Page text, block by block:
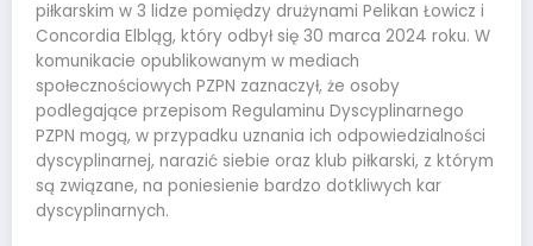
piłkarskim w 3 lidze pomiędzy drużynami Pelikan Łowicz i
Concordia Elbląg, który odbył się 30 marca 2024 roku. W
komunikacie opublikowanym w mediach
społecznościowych PZPN zaznaczył, że osoby
podlegające przepisom Regulaminu Dyscyplinarnego
PZPN mogą, w przypadku uznania ich odpowiedzialności
dyscyplinarnej, narazić siebie oraz klub piłkarski, z którym
są związane, na poniesienie bardzo dotkliwych kar
dyscyplinarnych.